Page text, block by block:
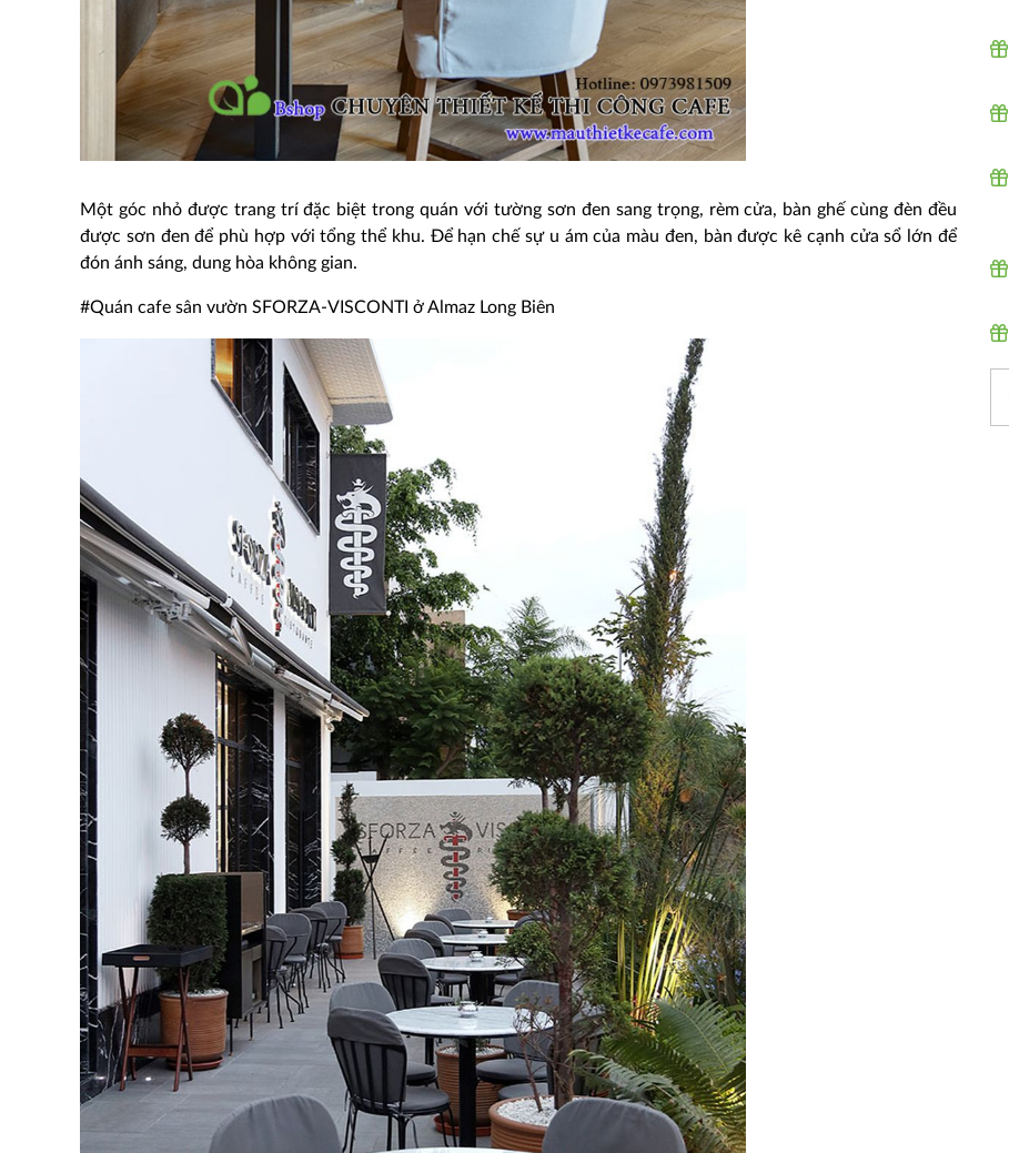
Một góc nhỏ được trang trí đặc biệt trong quán với tường sơn đen sang trọng, rèm cửa, bàn ghế cùng đèn đều
được sơn đen để phù hợp với tổng thể khu. Để hạn chế sự u ám của màu đen, bàn được kê cạnh cửa sổ lớn để
đón ánh sáng, dung hòa không gian.
#Quán cafe sân vườn SFORZA-VISCONTI ở Almaz Long Biên